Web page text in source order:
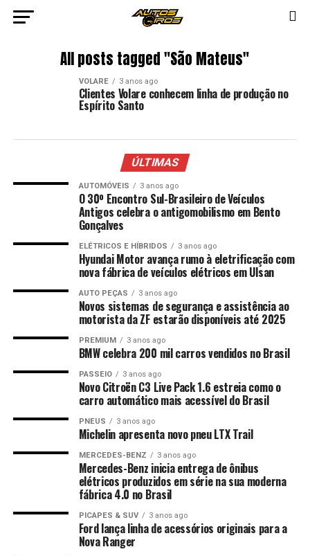
All posts tagged "São Mateus"
VOLARE 3 anos ago
Clientes Volare conhecem linha de produção no
Espírito Santo
ÚLTIMAS
AUTOMÓVEIS 3 anos ago
O 30º Encontro Sul-Brasileiro de Veículos
Antigos celebra o antigomobilismo em Bento
Gonçalves
ELÉTRICOS E HÍBRIDOS 3 anos ago
Hyundai Motor avança rumo à eletrificação com
nova fábrica de veículos elétricos em Ulsan
AUTO PEÇAS 3 anos ago
Novos sistemas de segurança e assistência ao
motorista da ZF estarão disponíveis até 2025
PREMIUM 3 anos ago
BMW celebra 200 mil carros vendidos no Brasil
PASSEIO 3 anos ago
Novo Citroën C3 Live Pack 1.6 estreia como o
carro automático mais acessível do Brasil
PNEUS 3 anos ago
Michelin apresenta novo pneu LTX Trail
MERCEDES-BENZ 3 anos ago
Mercedes-Benz inicia entrega de ônibus
elétricos produzidos em série na sua moderna
fábrica 4.0 no Brasil
PICAPES & SUV 3 anos ago
Ford lança linha de acessórios originais para a
Nova Ranger